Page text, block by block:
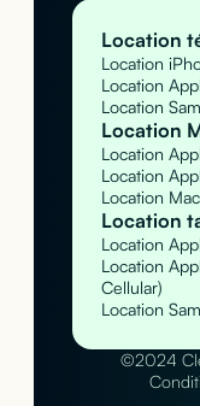
Location
Location
Location
Location
Location
Location
Location
Location
Location
Location
Location
Cellular)
Location
©2024